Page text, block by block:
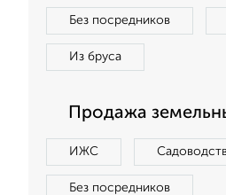
Без посредников
Из бруса
Продажа
ИЖС
Без посредников